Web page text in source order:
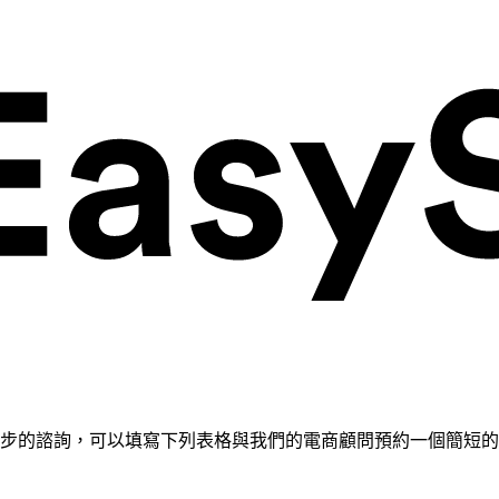
的諮詢，可以填寫下列表格與我們的電商顧問預約一個簡短